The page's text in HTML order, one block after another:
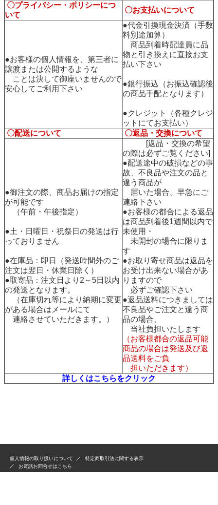
〇プライバシー・ポリシーにつ
いて
〇お支払いについて
●お客様の個人情報を、第三者に
譲渡または公開するような
ことは決して御座いませんので
安心してご利用下さい
●代金引換現金決済（手数
料別途加算）
商品到着時配達員に品
物と引き換えに直接お支
払い下さい
●銀行振込（お振込確認後
の商品手配となります）
●クレジット（各種クレジ
ットにてお支払い）
〇配送について
〇返品・交換について
●御注文の際、商品お届けの指定
が可能です
（午前・午後指定）
●土・日曜日・祝祭日の発送は行
っておりません
●在庫品：即日（発送時間外のご
注文は翌日・休業日除く）
●取寄品：注文日より2～5日以内
の発送となります。
（在庫切れ等により納期に変更
がある場合はメールにて
連絡させていただきます。）
[返品・交換の希望
の際は必ずご覧ください]
●配送途中の破損などの事
故、不良品や注文の品と
違う商品が
届いた場合、早急にご
連絡下さい
●お客様の都合による返品
は商品到着後1週間以内で
未使用・
未開封の場合に限りま
す
●お取り寄せ商品は返品を
お受け出来ない場合があ
りますので
必ずご確認下さい
●返品送料につきましては
不良品やご注文と違う商
品の場合、
当社負担いたします
（お客様都合の返品可能
商品の場合は発送及び返
品送料をご負
担いただきます）
詳しくはこちらをクリック
個人情報の取り扱いについて
特定商取引法に関する表示
お電話お問合せはこちら